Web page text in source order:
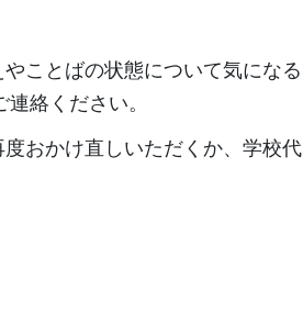
ことばの状態について気になる
絡ください。
おかけ直しいただくか、学校代